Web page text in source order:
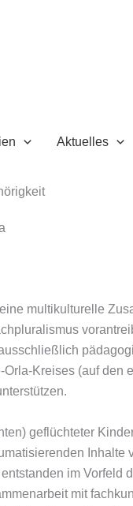
Aktuelles
multikulturelle
Kreises (auf
geflüchteter
im Vorfeld
mit